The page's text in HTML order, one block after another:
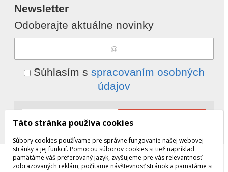
Newsletter
Odoberajte aktuálne novinky
Súhlasím s spracovaním osobných
údajov
© 2026 WEXBO |www.wexbo.com
Táto stránka používa cookies
Súbory cookies používame pre správne fungovanie našej webovej
stránky a jej funkcií. Pomocou súborov cookies si tiež napríklad
pamätáme váš preferovaný jazyk, zvyšujeme pre vás relevantnosť
zobrazovaných reklám, počítame návštevnosť stránok a pamätáme si